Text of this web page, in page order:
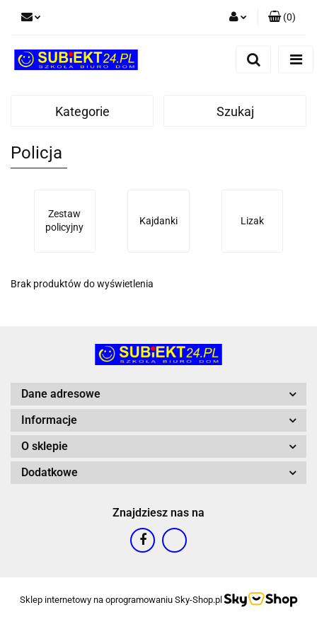
(0)
Kategorie Szukaj
Policja
Zestaw
policyjny
Kajdanki Lizak
Brak produktów do wyświetlenia
Dane adresowe
Informacje
O sklepie
Dodatkowe
Znajdziesz nas na
Sklep internetowy na oprogramowaniu Sky-Shop.pl